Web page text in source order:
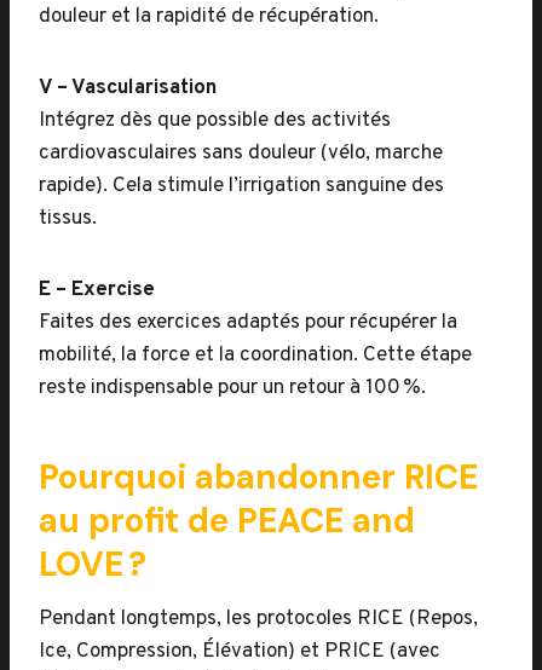
douleur et la rapidité de récupération.
V – Vascularisation
Intégrez dès que possible des activités
cardiovasculaires sans douleur (vélo, marche
rapide). Cela stimule l’irrigation sanguine des
tissus.
E – Exercise
Faites des exercices adaptés pour récupérer la
mobilité, la force et la coordination. Cette étape
reste indispensable pour un retour à 100 %.
Pourquoi abandonner RICE
au profit de PEACE and
LOVE ?
Pendant longtemps, les protocoles RICE (Repos,
Ice, Compression, Élévation) et PRICE (avec